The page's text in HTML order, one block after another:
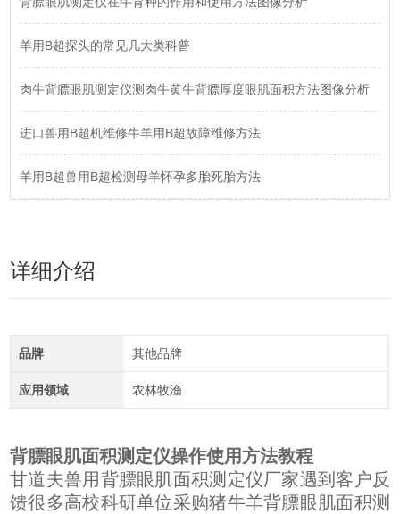
羊用B超探头的常见几大类科普
肉牛背膘眼肌测定仪测肉牛黄牛背膘厚度眼肌面积方法图像分析
进口兽用B超机维修牛羊用B超故障维修方法
羊用B超兽用B超检测母羊怀孕多胎死胎方法
详细介绍
品牌 其他品牌
应用领域 农林牧渔
背膘眼肌面积测定仪操作使用方法教程
甘道夫兽用背膘眼肌面积测定仪厂家遇到客户反
馈很多高校科研单位采购猪牛羊背膘眼肌面积测